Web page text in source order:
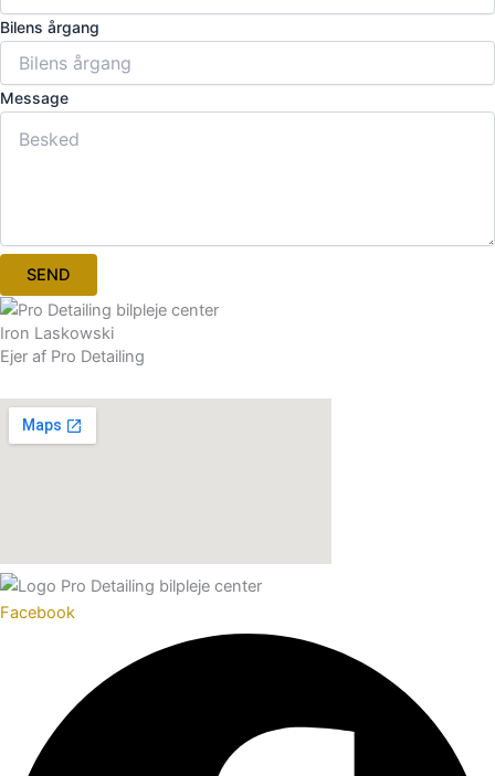
Bilens årgang
Message
SEND
Iron Laskowski
Ejer af Pro Detailing
Facebook